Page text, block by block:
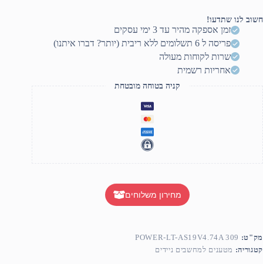
4.74A
5.5X2.5HOLE
חשוב לנו שתדעו!
זמן אספקה מהיר עד 3 ימי עסקים
פריסה ל 6 תשלומים ללא ריבית (יותר? דברו איתנו)
שרות לקוחות מעולה
אחריות רשמית
קניה בטוחה מובטחת
מחירון משלוחים
מק"ט: POWER-LT-AS19V4.74A 309
קטגוריה: מטענים למחשבים ניידים